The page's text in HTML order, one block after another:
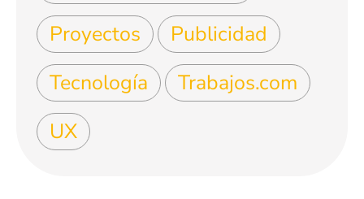
Proyectos
Publicidad
Tecnología
Trabajos.com
UX